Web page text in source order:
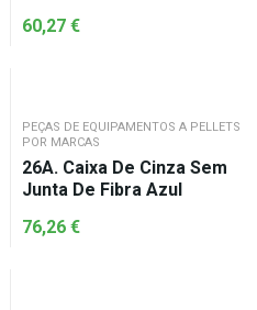
60,27 €
PEÇAS DE EQUIPAMENTOS A PELLETS
POR MARCAS
26A. Caixa De Cinza Sem
Junta De Fibra Azul
76,26 €